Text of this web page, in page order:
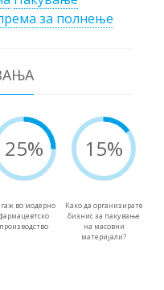
за полнење
25%
во модерно
фармацевтско
производство
15%
Како да организирате
бизнис за пакување
на масовни
материјали?